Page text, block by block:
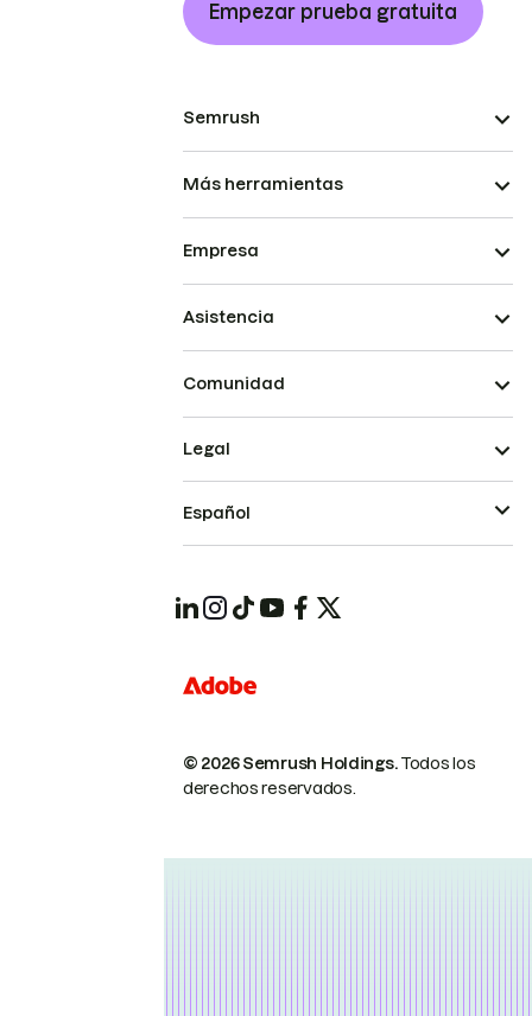
Empezar prueba gratuita
Semrush
Más herramientas
Empresa
Asistencia
Comunidad
© 2026 Semrush Holdings.Todos los
derechos reservados.
Legal
Español